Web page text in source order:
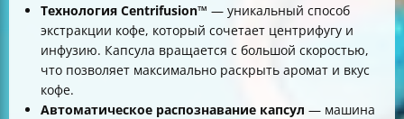
Технология Centrifusion™ — уникальный способ
экстракции кофе, который сочетает центрифугу и
инфузию. Капсула вращается с большой скоростью,
что позволяет максимально раскрыть аромат и вкус
кофе.
Автоматическое распознавание капсул — машина